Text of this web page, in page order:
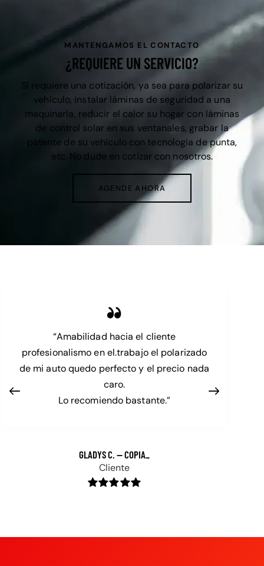
MANTENGAMOS EL CONTACTO
¿REQUIERE UN SERVICIO?
Si requiere una cotización, ya sea para polarizar su
vehículo, instalar láminas de seguridad a una
maquinaría, reducir el calor su hogar con láminas
de control solar en sus ventanales, grabar la
patente de su vehículo con tecnología de punta,
etc. No dude en cotizar con nosotros.
AGENDE AHORA
“Amabilidad hacia el cliente
profesionalismo en el.trabajo el polarizado
de mi auto quedo perfecto y el precio nada
caro.
Lo recomiendo bastante.”
GLADYS C. — COPIA_
Cliente